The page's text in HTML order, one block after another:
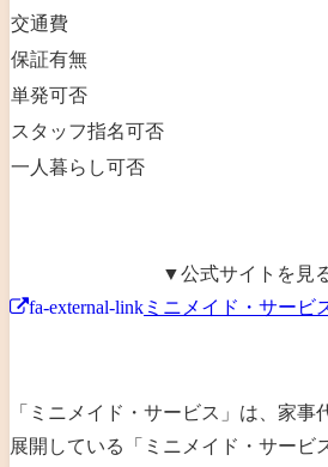
交通費
保証有無
単発可否
スタッフ指名可否
一人暮らし可否
▼公式サイトを見
fa-external-link ミニメイド・サービ
「ミニメイド・サービス」は、家事
展開している「ミニメイド・サービ